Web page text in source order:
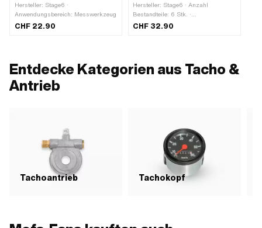
Hersteller: Stage6 ·
Anwendungsbereich: Messwerkzeug
CHF 22.90
Hersteller: Stage6 · Anzahl
Bestandteile: 6 Stk. ·
Anwendungsbereich: Messwerkzeug
CHF 32.90
Entdecke Kategorien aus Tacho &
Antrieb
Tachoantrieb Tachokopf